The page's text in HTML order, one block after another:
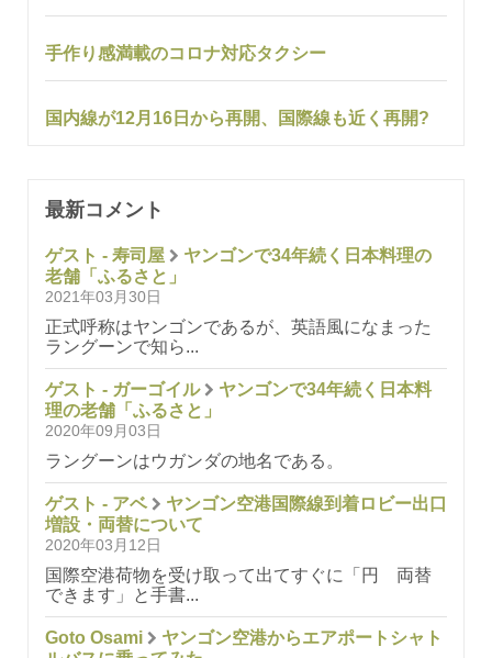
手作り感満載のコロナ対応タクシー
国内線が12月16日から再開、国際線も近く再開?
最新コメント
ゲスト - 寿司屋
ヤンゴンで34年続く日本料理の
老舗「ふるさと」
2021年03月30日
正式呼称はヤンゴンであるが、英語風になまった
ラングーンで知ら...
ゲスト - ガーゴイル
ヤンゴンで34年続く日本料
理の老舗「ふるさと」
2020年09月03日
ラングーンはウガンダの地名である。
ゲスト - アベ
ヤンゴン空港国際線到着ロビー出口
増設・両替について
2020年03月12日
国際空港荷物を受け取って出てすぐに「円 両替
できます」と手書...
Goto Osami
ヤンゴン空港からエアポートシャト